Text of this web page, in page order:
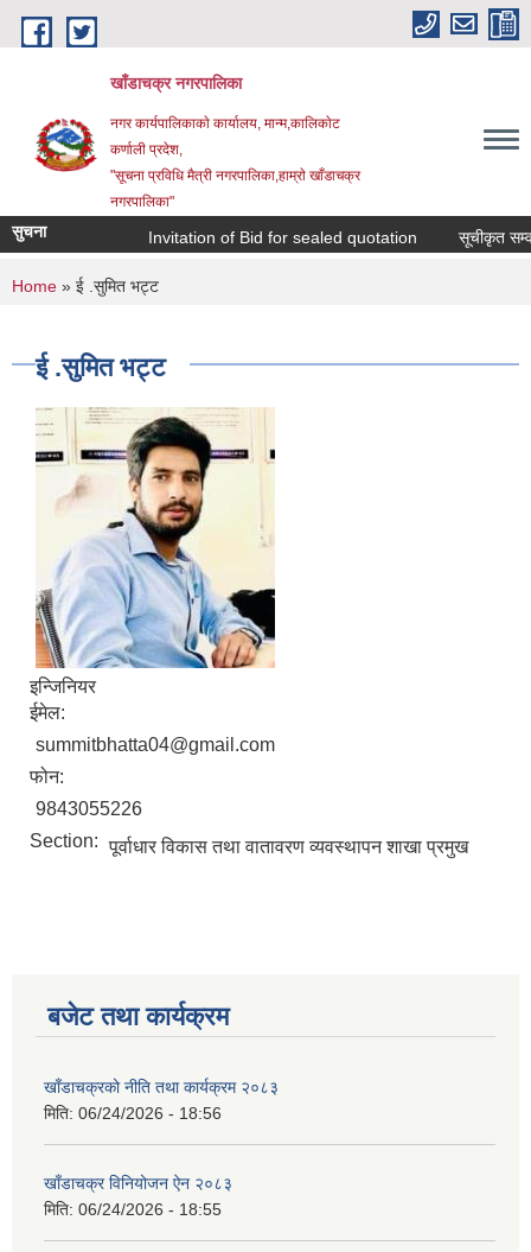
Skip to main content
खाँडाचक्र नगरपालिका
नगर कार्यपालिकाकाे कार्यालय, मान्म,कालिकाेट
क‍र्णाली प्रदेश,
"सूचना प्रविधि मैत्री नगरपालिका,हाम्राे खाँडाचक्र
नगरपालिका"
सुचना Invitation of Bid for sealed quotation सूचीकृत
You are here
Home » ई .सुमित भट्ट
ई .सुमित भट्ट
इन्जिनियर
ईमेल:
summitbhatta04@gmail.com
फोन:
9843055226
Section: पूर्वाधार विकास तथा वातावरण व्यवस्थापन शाखा प्रमुख
बजेट तथा कार्यक्रम
खाँडाचक्रको नीति तथा कार्यक्रम २०८३
मिति: 06/24/2026 - 18:56
खाँडाचक्र विनियोजन ऐन २०८३
मिति: 06/24/2026 - 18:55